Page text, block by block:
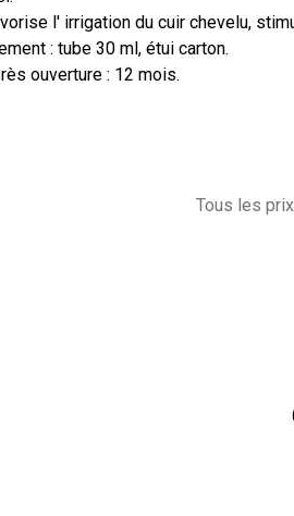
l' irrigation du cuir chevelu,
: tube 30 ml, étui carton.
ouverture : 12 mois.
Tous les